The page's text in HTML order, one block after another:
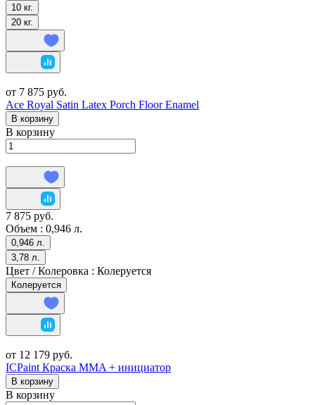
10 кг.
20 кг.
от 7 875 руб.
Ace Royal Satin Latex Porch Floor Enamel
В корзину
В корзину
7 875 руб.
Объем : 0,946 л.
0,946 л.
3,78 л.
Цвет / Колеровка : Колеруется
Колеруется
от 12 179 руб.
ICPaint Краска MMA + инициатор
В корзину
В корзину